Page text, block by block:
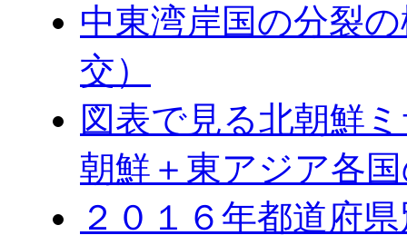
中東湾岸国の分裂
交）
図表で見る北朝鮮
朝鮮＋東アジア各
２０１６年都道府